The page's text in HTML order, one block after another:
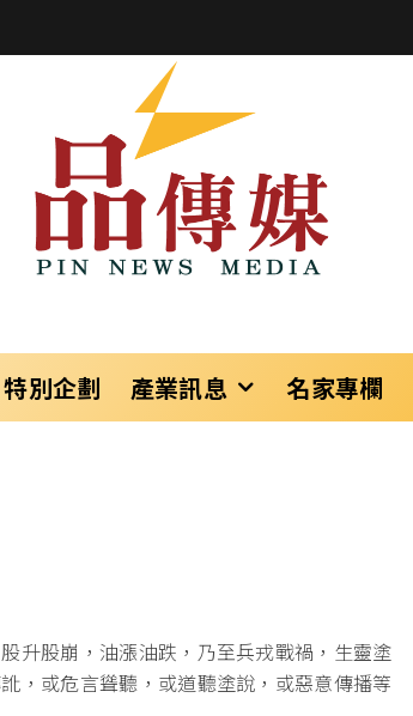
特別企劃 產業訊息 名家專欄
升股崩，油漲油跌，乃至兵戎戰禍，生靈塗
，或危言聳聽，或道聽塗說，或惡意傳播等